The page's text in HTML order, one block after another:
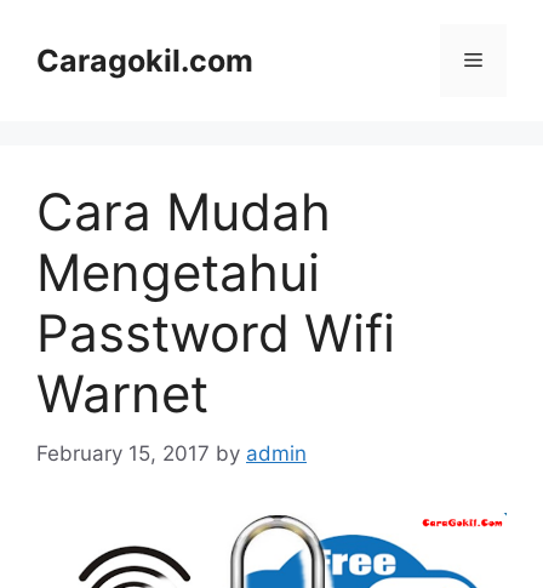
contentCaragokil.com Menu
Cara Mudah
Mengetahui
Passtword Wifi
Warnet
February 15, 2017 by admin